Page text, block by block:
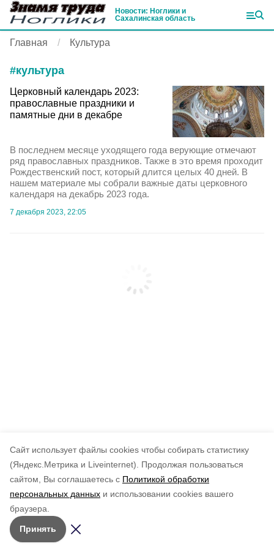
Cайт использует файлы cookies чтобы собирать статистику
(Яндекс.Метрика и Liveinternet).
Продолжая пользоваться
сайтом, Вы соглашаетесь с Политикой обработки
персональных данных и использовании cookies вашего
браузера.
Принять
Новости: Ноглики и
Сахалинская область
Главная Культура
#культура
Церковный календарь 2023:
православные праздники и
памятные дни в декабре
В последнем месяце уходящего года верующие отмечают
ряд православных праздников. Также в это время проходит
Рождественский пост, который длится целых 40 дней. В
нашем материале мы собрали важные даты церковного
календаря на декабрь 2023 года.
7 декабря 2023, 22:05